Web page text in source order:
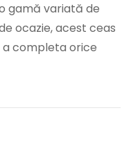
gamă variată de
ocazie, acest ceas
completa orice